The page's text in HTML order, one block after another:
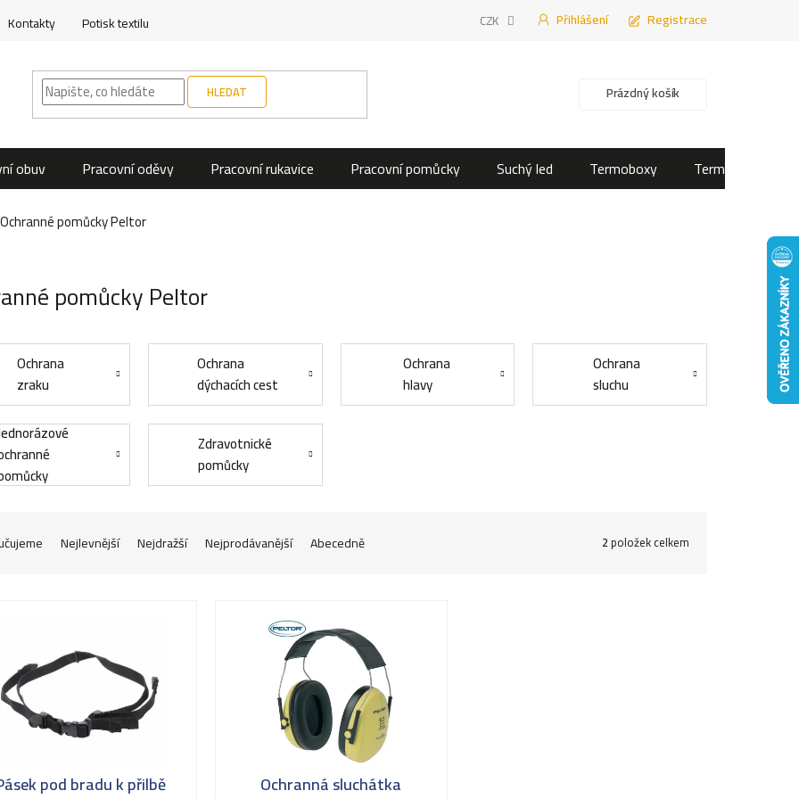
Kontakty Potisk textilu CZK Přihlášení Registrace
HLEDAT Nákupní košík
Prázdný košík
obuv Pracovní oděvy Pracovní rukavice Pracovní pomůcky Suchý led Termoboxy Termotašky
Ochranné pomůcky Peltor
pomůcky Peltor
Ochrana
zraku
Ochrana
dýchacích cest
Ochrana
hlavy
Ochrana
sluchu
Zdravotnické
pomůcky
Nejlevnější Nejdražší Nejprodávanější Abecedně 2položek celkem
pod bradu k přilbě Ochranná sluchátka